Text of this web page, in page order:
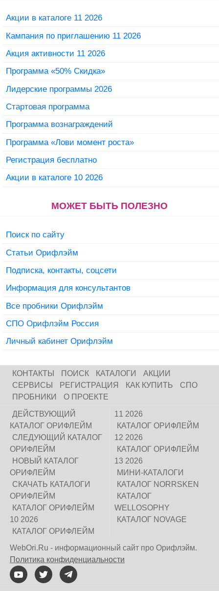
Акции в каталоге 11 2026
Кампания по приглашению 11 2026
Акция активности 11 2026
Программа «50% Скидка»
Лидерские программы 2026
Стартовая программа
Программа вознаграждений
Программа «Лови момент роста»
Регистрация бесплатно
Акции в каталоге 10 2026
МОЖЕТ БЫТЬ ПОЛЕЗНО
Поиск по сайту
Статьи Орифлэйм
Подписка, контакты, соцсети
Информация для консультантов
Все пробники Орифлэйм
СПО Орифлэйм Россия
Личный кабинет Орифлэйм
КОНТАКТЫ ПОИСК КАТАЛОГИ
АКЦИИ
СЕРВИСЫ
РЕГИСТРАЦИЯ КАК КУПИТЬ
СПО
ПРОБНИКИ
О ПРОЕКТЕ
ДЕЙСТВУЮЩИЙ
КАТАЛОГ ОРИФЛЕЙМ
СЛЕДУЮЩИЙ КАТАЛОГ
ОРИФЛЕЙМ
НОВЫЙ КАТАЛОГ
ОРИФЛЕЙМ
СКАЧАТЬ КАТАЛОГИ
ОРИФЛЕЙМ
КАТАЛОГ ОРИФЛЕЙМ
10 2026
КАТАЛОГ ОРИФЛЕЙМ
11 2026
КАТАЛОГ ОРИФЛЕЙМ
12 2026
КАТАЛОГ ОРИФЛЕЙМ
13 2026
МИНИ-КАТАЛОГИ
КАТАЛОГ NORRSKEN
КАТАЛОГ
WELLOSOPHY
КАТАЛОГ NOVAGE
WebOri.Ru - информационный сайт про Орифлэйм.
Политика конфиденциальности